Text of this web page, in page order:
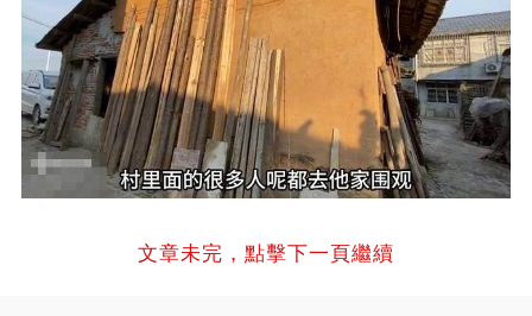
文章未完，點擊下一頁繼續